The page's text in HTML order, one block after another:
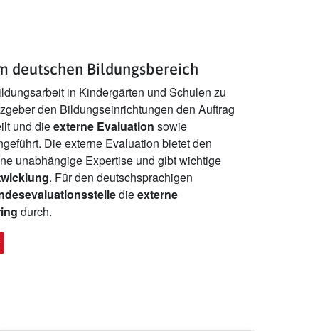
deutschen Bildungsbereich
in Kindergärten und Schulen zu
den Bildungseinrichtungen den Auftrag
und dieexterne Evaluation sowie
Die externe Evaluation bietet den
unabhängige Expertise und gibt wichtige
. Für den deutschsprachigen
dieexterne
durch.